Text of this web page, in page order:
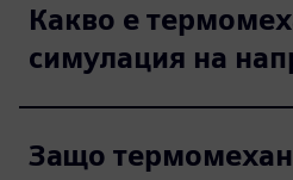
Какво е
симулация на
Защо